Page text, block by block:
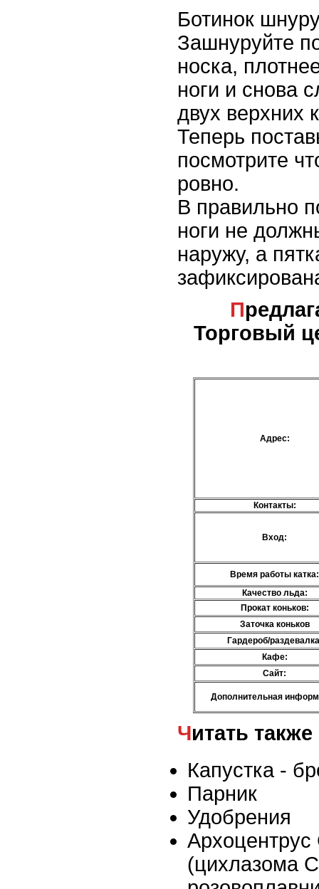
Ботинок
Зашнуруйте
носка,
ноги и снова
двух верхних
Теперь
посмотрите
ровно.
В правильно
ноги не
наружу, а
Предлагаемые услуги -
Торговый
Адрес:
Контакты:
Вход:
Время работы катка:
Качество льда:
Прокат коньков:
Заточка коньков
Гардероб/
Кафе:
Сайт:
Дополнительная
Читать также
Капустка -
Парник
Удобрения
(цихлазома